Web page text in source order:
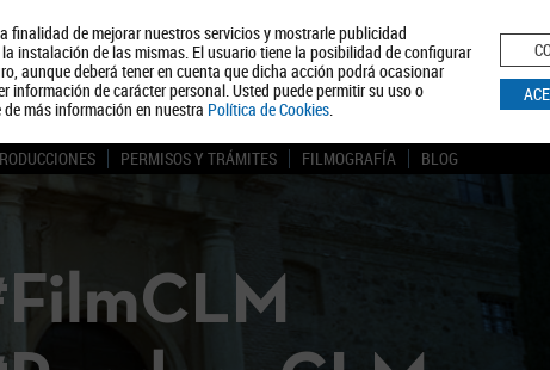
finalidad de mejorar nuestros servicios y mostrarle publicidad
instalación de las mismas. El usuario tiene la posibilidad de configurar
aunque deberá tener en cuenta que dicha acción podrá ocasionar
de carácter personal. Usted puede permitir su uso o
más información en nuestra Política de Cookies.
Quiénes somos Turismo Política de Privacidad Aviso Legal
PERMISOS Y TRÁMITES FILMOGRAFÍA BLOG